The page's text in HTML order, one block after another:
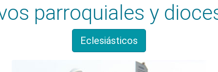
parroquiales y
Eclesiásticos